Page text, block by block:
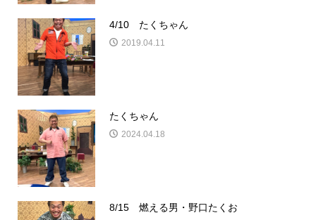
4/10 たくちゃん
2019.04.11
たくちゃん
2024.04.18
8/15 燃える男・野口たくお